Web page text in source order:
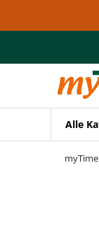
Zur Navigation
Alle
myTime